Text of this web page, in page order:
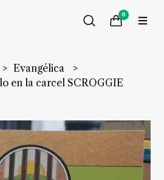
0
Evangélica
en la carcel SCROGGIE